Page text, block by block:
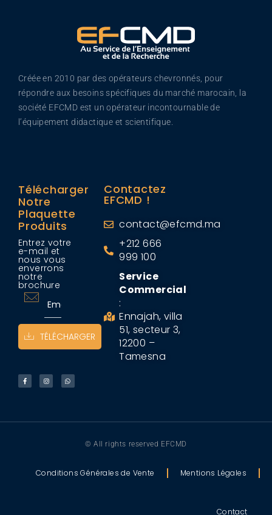
Créée en 2010 par des opérateurs chevronnés, pour
répondre aux besoins spécifiques du marché marocain, la
société EFCMD est un opérateur incontournable de
l’équipement didactique et scientifique.
Télécharger
Notre
Plaquette
Produits
Entrez votre
e-mail et
nous vous
enverrons
notre
brochure
TÉLÉCHARGER
Contactez
EFCMD !
contact@efcmd.ma
+212 666
999 100
Service
Commercial
:
Ennajah, villa
51, secteur 3,
12200 –
Tamesna
© All rights reserved EFCMD
Conditions Générales de Vente Mentions Légales
Contact